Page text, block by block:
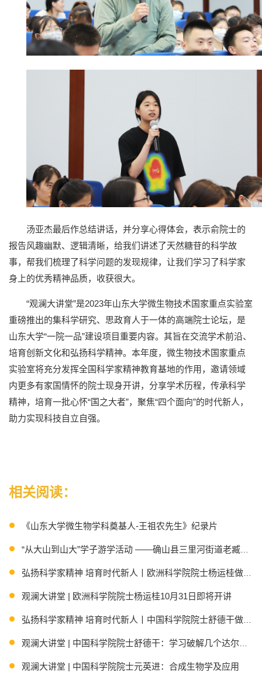
汤亚杰最后作总结讲话，并分享心得体会，表示俞院士的
报告风趣幽默、逻辑清晰，给我们讲述了天然糖苷的科学故
事，帮我们梳理了科学问题的发现规律，让我们学习了科学家
身上的优秀精神品质，收获很大。
“观澜大讲堂”是2023年山东大学微生物技术国家重点实验室
重磅推出的集科学研究、思政育人于一体的高端院士论坛，是
山东大学“一院一品”建设项目重要内容。其旨在交流学术前沿、
培育创新文化和弘扬科学精神。本年度，微生物技术国家重点
实验室将充分发挥全国科学家精神教育基地的作用，邀请领域
内更多有家国情怀的院士现身开讲，分享学术历程，传承科学
精神，培育一批心怀“国之大者”，聚焦“四个面向”的时代新人，
助力实现科技自立自强。
相关阅读：
《山东大学微生物学科奠基人-王祖农先生》纪录片
“从大山到山大”学子游学活动 ——确山县三里河街道老臧庄小
弘扬科学家精神 培育时代新人丨欧洲科学院院士杨运桂做客第
观澜大讲堂 | 欧洲科学院院士杨运桂10月31日即将开讲
弘扬科学家精神 培育时代新人丨中国科学院院士舒德干做客第
观澜大讲堂 | 中国科学院院士舒德干：学习破解几个达尔文世
观澜大讲堂 | 中国科学院院士元英进：合成生物学及应用